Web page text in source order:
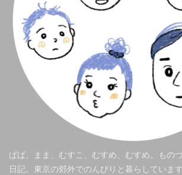
ぱぱ、まま、むすこ、むすめ、むすめ。もの
日記。東京の郊外でのんびりと暮らしています